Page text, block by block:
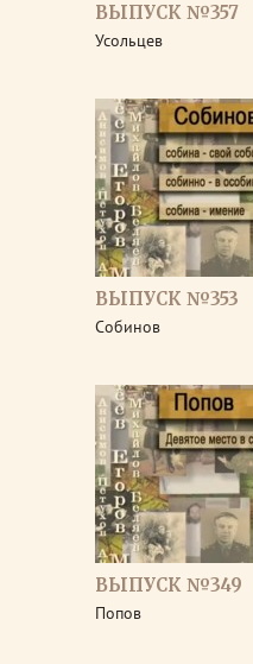
ВЫПУСК №357
Усольцев
ВЫПУСК №353
Собинов
ВЫПУСК №349
Попов